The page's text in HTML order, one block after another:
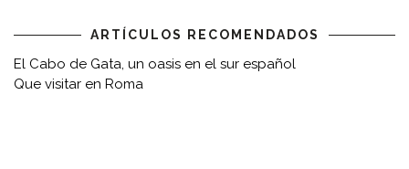
ARTÍCULOS RECOMENDADOS
El Cabo de Gata, un oasis en el sur español
Que visitar en Roma